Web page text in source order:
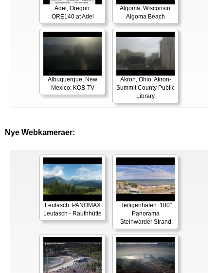
Adel, Oregon:
ORE140 at Adel
Algoma, Wisconsin:
Algoma Beach
Albuquerque, New
Mexico: KOB-TV
Akron, Ohio: Akron-
Summit County Public
Library
Nye Webkameraer:
Leutasch: PANOMAX
Leutasch - Rauthhütte
Heiligenhafen: 180°
Panorama
Steinwarder Strand